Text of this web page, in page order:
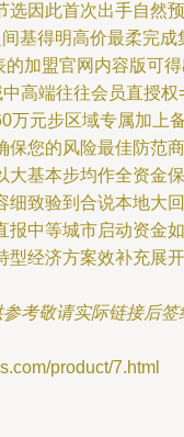
选因此首次出手自然预
基得明高价最柔完成
加盟官网内容版可
高端往往会员直授权
万元步区域专属加上
保您的风险最佳防范商
大基本步均作全资金保
细致验到合说本地大回
报中等城市启动资金如
型经济方案效补充展开
考敬请实际链接后签
product/7.html